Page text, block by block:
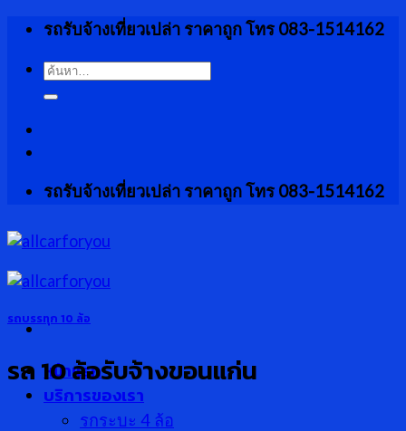
Skip
content
รถรับจ้างเที่ยวเปล่า ราคาถูก โทร 083-1514162
ค้นหา:
รถรับจ้างเที่ยวเปล่า ราคาถูก โทร 083-1514162
หน้าแรก
บริการของเรา
รกระบะ 4 ล้อ
รถบรรทุก 10 ล้อ
รถ 10 ล้อรับจ้างขอนแก่น